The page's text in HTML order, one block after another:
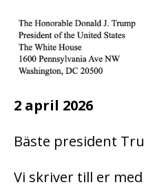
2 april 2026
Bäste president
Vi skriver till er